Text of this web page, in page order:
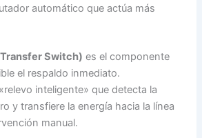
automático que actúa más
Switch) es el componente
el respaldo inmediato.
inteligente» que detecta la
y transfiere la energía hacia la línea
manual.